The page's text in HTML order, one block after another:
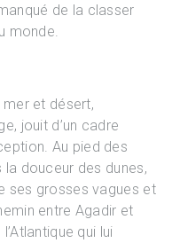
de la classer
monde.
mer et désert,
jouit d’un cadre
Au pied des
douceur des dunes,
ses grosses vagues et
entre Agadir et
qui lui